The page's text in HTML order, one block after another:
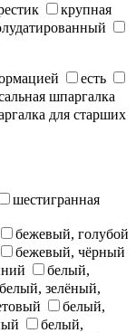
крупная
есть
шпаргалка
для старших
шестигранная
бежевый, голубой
бежевый, чёрный
белый,
белый, зелёный,
белый,
белый,